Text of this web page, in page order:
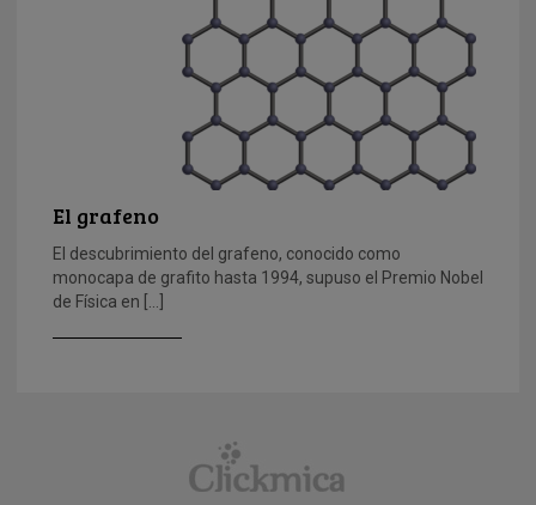
El grafeno
El descubrimiento del grafeno, conocido como
monocapa de grafito hasta 1994, supuso el Premio Nobel
de Física en […]